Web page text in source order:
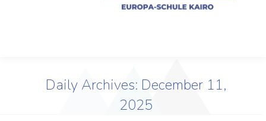
Daily Archives: December 11,
2025